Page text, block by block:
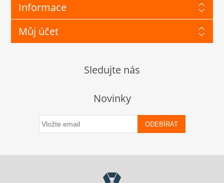
Informace
Můj účet
Sledujte nás
Novinky
ODEBÍRAT